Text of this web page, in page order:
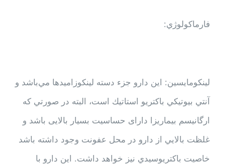
فارماكولوژي:
لينكومايسين: اين دارو جزء دسته لينكوزاميدها مي‌باشد و
آنتي بيوتيكي باكتريو استاتيك است، البته در صورتي كه
ارگانيسم بيماريزا دارای حساسیت بسيار بالایی باشد و
غلظت بالايي از دارو در محل عفونت وجود داشته باشد
خاصيت باكتريوسيدي نيز خواهد داشت. اين دارو با